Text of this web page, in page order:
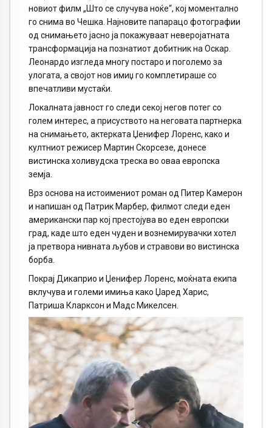
новиот филм „Што се случува ноќе“, кој моментално
го снима во Чешка. Најновите папарацо фотографии
од снимањето јасно ја покажуваат неверојатната
трансформација на познатиот добитник на Оскар.
Леонардо изгледа многу постаро и поголемо за
улогата, а својот нов имиџ го комплетираше со
впечатливи мустаќи.
Локалната јавност го следи секој негов потег со
голем интерес, а присуството на неговата партнерка
на снимањето, актерката Џенифер Лоренс, како и
култниот режисер Мартин Скорсезе, донесе
вистинска холивудска треска во оваа европска
земја.
Врз основа на истоимениот роман од Питер Камерон
и напишан од Патрик Марбер, филмот следи еден
американски пар кој престојува во еден европски
град, каде што еден чуден и вознемирувачки хотел
ја претвора нивната љубов и стравови во вистинска
борба.
Покрај Дикаприо и Џенифер Лоренс, моќната екипа
вклучува и големи имиња како Џаред Харис,
Патриша Кларксон и Мадс Микелсен.